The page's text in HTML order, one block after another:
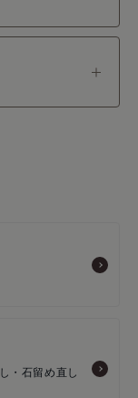
・石留め直し